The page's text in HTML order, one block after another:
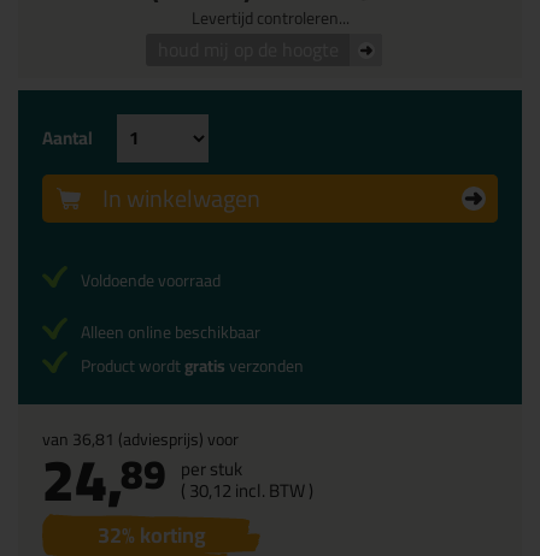
Levertijd controleren...
van36,81 (adviesprijs) voor
24,89 per stuk
(30,12incl. BTW )
32% korting
Aantal
In winkelwagen
Voldoende voorraad
Alleen online beschikbaar
Product wordtgratisverzonden